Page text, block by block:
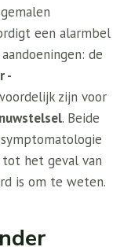
een alarmbel
de
-
zijn voor
. Beide
het geval van
is om te weten.